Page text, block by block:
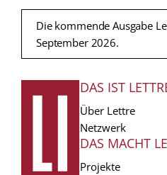
Die kommende Ausgabe
September 2026.
FUSSZEILE
DAS IST
Über Lettre
Netzwerk
DAS MACHT
Projekte